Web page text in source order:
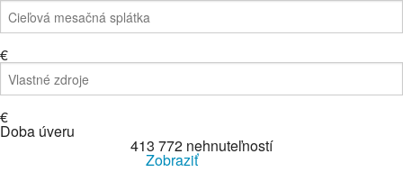
€
€
Doba úveru
413 772 nehnuteľností
Zobraziť